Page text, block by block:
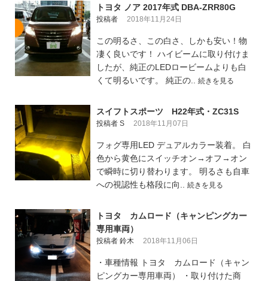
トヨタ ノア 2017年式 DBA-ZRR80G
投稿者 2018年11月24日
この明るさ、この白さ、しかも安い！物
凄く良いです！ ハイビームに取り付けま
したが、純正のLEDロービームよりも白
くて明るいです。 純正の.. 続きを見る
スイフトスポーツ H22年式・ZC31S
投稿者 S 2018年11月07日
フォグ専用LED デュアルカラー装着。 白
色から黄色にスイッチオン→オフ→オン
で瞬時に切り替わります。 明るさも自車
への視認性も格段に向.. 続きを見る
トヨタ カムロード（キャンピングカー
専用車両）
投稿者 鈴木 2018年11月06日
・車種情報 トヨタ カムロード（キャン
ピングカー専用車両） ・取り付けた商